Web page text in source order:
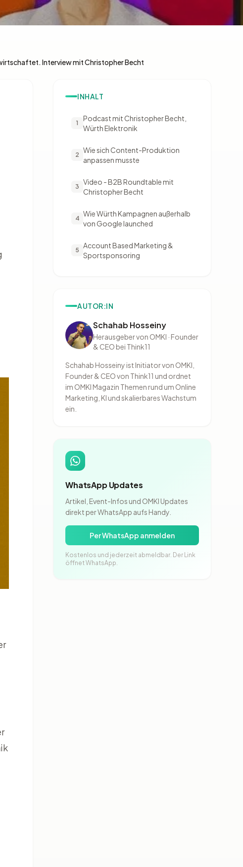
Interview mit Christopher Becht
INHALT
1
Podcast mit Christopher Becht,
Würth Elektronik
2
Wie sich Content-Produktion
anpassen musste
3
Video - B2B Roundtable mit
Christopher Becht
4
Wie Würth Kampagnen außerhalb
von Google launched
5
Account Based Marketing &
Sportsponsoring
AUTOR:IN
Schahab Hosseiny
Herausgeber von OMKI · Founder
& CEO bei Think11
Schahab Hosseiny ist Initiator von OMKI,
Founder & CEO von Think11 und ordnet
im OMKI Magazin Themen rund um Online
Marketing, KI und skalierbares Wachstum
ein.
WhatsApp Updates
Artikel, Event-Infos und OMKI Updates
direkt per WhatsApp aufs Handy.
Per WhatsApp anmelden
Kostenlos und jederzeit abmeldbar. Der Link
öffnet WhatsApp.